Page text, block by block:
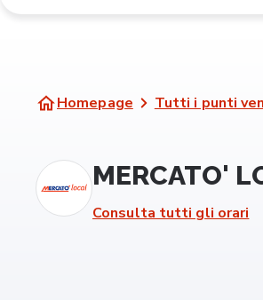
Homepage Tutti i punti
MERCATO'
Consulta tutti gli orari